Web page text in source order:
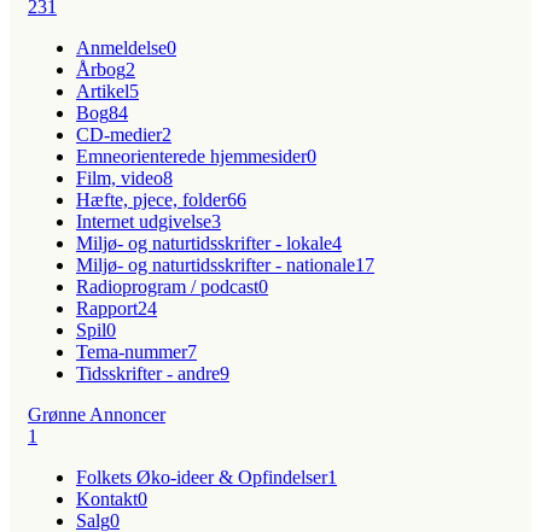
231
Anmeldelse0
Årbog2
Artikel5
Bog84
CD-medier2
Emneorienterede hjemmesider0
Film, video8
Hæfte, pjece, folder66
Internet udgivelse3
Miljø- og naturtidsskrifter - lokale4
Miljø- og naturtidsskrifter - nationale17
Radioprogram / podcast0
Rapport24
Spil0
Tema-nummer7
Tidsskrifter - andre9
Grønne Annoncer
1
Folkets Øko-ideer & Opfindelser1
Kontakt0
Salg0